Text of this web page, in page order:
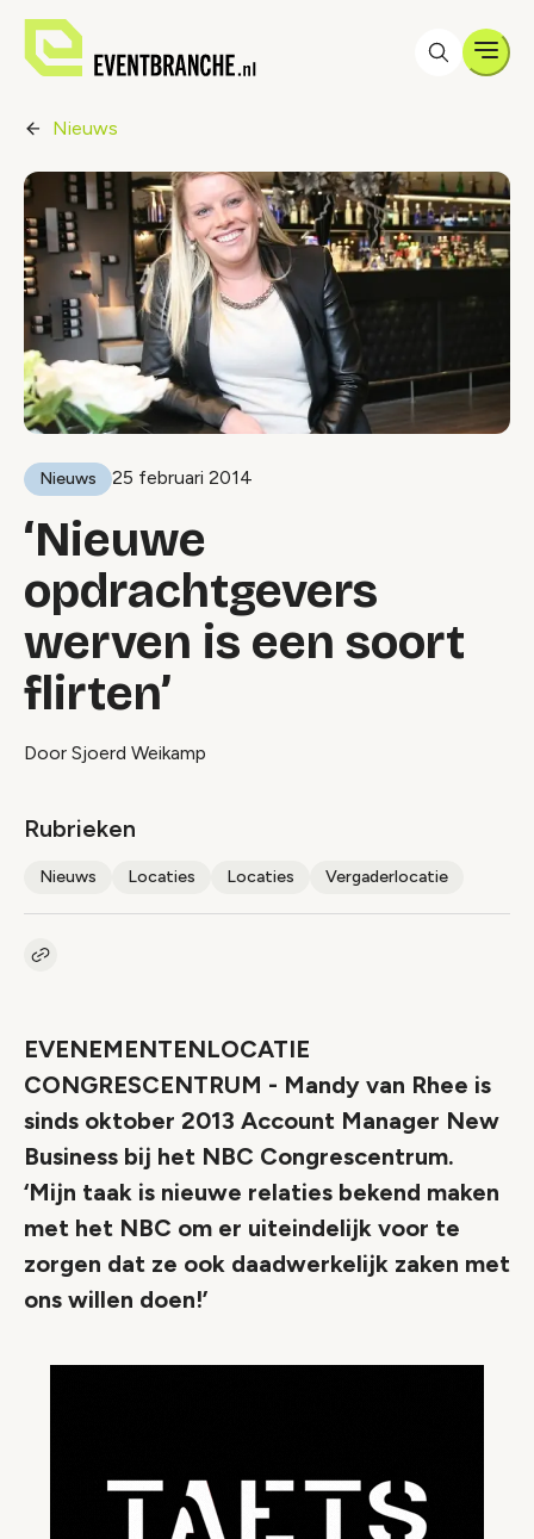
Nieuws
Nieuws 25 februari 2014
‘Nieuwe
opdrachtgevers
werven is een soort
flirten’
Door Sjoerd Weikamp
Rubrieken
Nieuws Locaties Locaties Vergaderlocatie
Kopieer link naar artikel
EVENEMENTENLOCATIE
CONGRESCENTRUM - Mandy van Rhee is
sinds oktober 2013 Account Manager New
Business bij het NBC Congrescentrum.
‘Mijn taak is nieuwe relaties bekend maken
met het NBC om er uiteindelijk voor te
zorgen dat ze ook daadwerkelijk zaken met
ons willen doen!’